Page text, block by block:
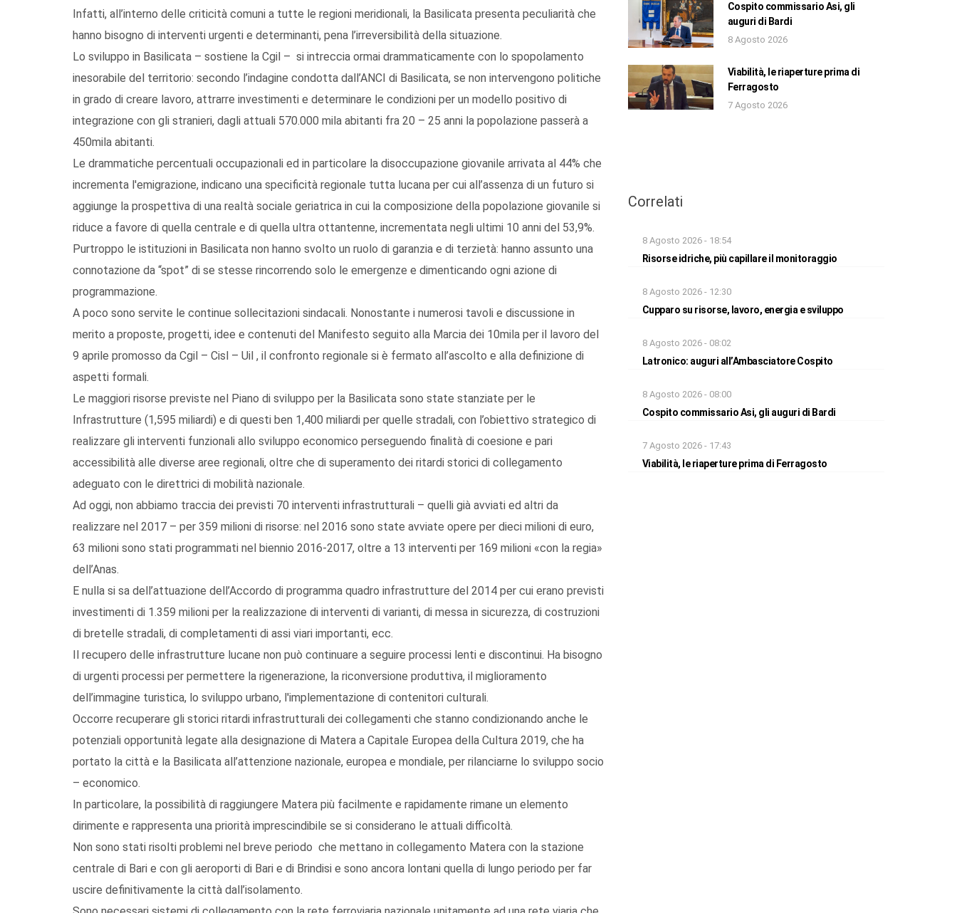
Infatti, all’interno delle criticità comuni a tutte le regioni meridionali, la Basilicata presenta peculiarità che
hanno bisogno di interventi urgenti e determinanti, pena l’irreversibilità della situazione.
Lo sviluppo in Basilicata – sostiene la Cgil – si intreccia ormai drammaticamente con lo spopolamento
inesorabile del territorio: secondo l’indagine condotta dall’ANCI di Basilicata, se non intervengono politiche
in grado di creare lavoro, attrarre investimenti e determinare le condizioni per un modello positivo di
integrazione con gli stranieri, dagli attuali 570.000 mila abitanti fra 20 – 25 anni la popolazione passerà a
450mila abitanti.
Le drammatiche percentuali occupazionali ed in particolare la disoccupazione giovanile arrivata al 44% che
incrementa l'emigrazione, indicano una specificità regionale tutta lucana per cui all’assenza di un futuro si
aggiunge la prospettiva di una realtà sociale geriatrica in cui la composizione della popolazione giovanile si
riduce a favore di quella centrale e di quella ultra ottantenne, incrementata negli ultimi 10 anni del 53,9%.
Purtroppo le istituzioni in Basilicata non hanno svolto un ruolo di garanzia e di terzietà: hanno assunto una
connotazione da “spot” di se stesse rincorrendo solo le emergenze e dimenticando ogni azione di
programmazione.
A poco sono servite le continue sollecitazioni sindacali. Nonostante i numerosi tavoli e discussione in
merito a proposte, progetti, idee e contenuti del Manifesto seguito alla Marcia dei 10mila per il lavoro del
9 aprile promosso da Cgil – Cisl – Uil , il confronto regionale si è fermato all’ascolto e alla definizione di
aspetti formali.
Le maggiori risorse previste nel Piano di sviluppo per la Basilicata sono state stanziate per le
Infrastrutture (1,595 miliardi) e di questi ben 1,400 miliardi per quelle stradali, con l’obiettivo strategico di
realizzare gli interventi funzionali allo sviluppo economico perseguendo finalità di coesione e pari
accessibilità alle diverse aree regionali, oltre che di superamento dei ritardi storici di collegamento
adeguato con le direttrici di mobilità nazionale.
Ad oggi, non abbiamo traccia dei previsti 70 interventi infrastrutturali – quelli già avviati ed altri da
realizzare nel 2017 – per 359 milioni di risorse: nel 2016 sono state avviate opere per dieci milioni di euro,
63 milioni sono stati programmati nel biennio 2016-2017, oltre a 13 interventi per 169 milioni «con la regia»
dell’Anas.
E nulla si sa dell’attuazione dell’Accordo di programma quadro infrastrutture del 2014 per cui erano previsti
investimenti di 1.359 milioni per la realizzazione di interventi di varianti, di messa in sicurezza, di costruzioni
di bretelle stradali, di completamenti di assi viari importanti, ecc.
Il recupero delle infrastrutture lucane non può continuare a seguire processi lenti e discontinui. Ha bisogno
di urgenti processi per permettere la rigenerazione, la riconversione produttiva, il miglioramento
dell’immagine turistica, lo sviluppo urbano, l'implementazione di contenitori culturali.
Occorre recuperare gli storici ritardi infrastrutturali dei collegamenti che stanno condizionando anche le
potenziali opportunità legate alla designazione di Matera a Capitale Europea della Cultura 2019, che ha
portato la città e la Basilicata all’attenzione nazionale, europea e mondiale, per rilanciarne lo sviluppo socio
– economico.
In particolare, la possibilità di raggiungere Matera più facilmente e rapidamente rimane un elemento
dirimente e rappresenta una priorità imprescindibile se si considerano le attuali difficoltà.
Non sono stati risolti problemi nel breve periodo che mettano in collegamento Matera con la stazione
centrale di Bari e con gli aeroporti di Bari e di Brindisi e sono ancora lontani quella di lungo periodo per far
uscire definitivamente la città dall’isolamento.
Cospito commissario Asi, gli
auguri di Bardi
8 Agosto 2026
Viabilità, le riaperture prima di
Ferragosto
7 Agosto 2026
Correlati
8 Agosto 2026 - 18:54
Risorse idriche, più capillare il monitoraggio
8 Agosto 2026 - 12:30
Cupparo su risorse, lavoro, energia e sviluppo
8 Agosto 2026 - 08:02
Latronico: auguri all’Ambasciatore Cospito
8 Agosto 2026 - 08:00
Cospito commissario Asi, gli auguri di Bardi
7 Agosto 2026 - 17:43
Viabilità, le riaperture prima di Ferragosto